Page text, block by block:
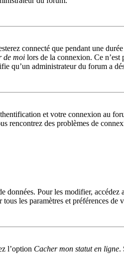
connecté que pendant une
de moi lors de la connexion. Ce
qu’un administrateur du forum a
et votre connexion au
rencontrez des problèmes de
données. Pour les modifier, accédez
les paramètres et préférences de
l’option Cacher mon statut en ligne.